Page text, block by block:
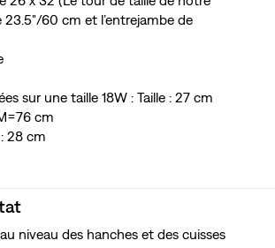
23.5"/60 cm et l’entrejambe de
sur une taille 18W : Taille : 27 cm
cm
28 cm
niveau des hanches et des cuisses